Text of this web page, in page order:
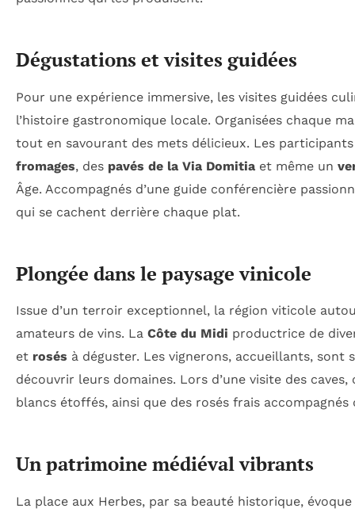
Dégustations et visites guidées
Pour une expérience immersive, les visites guidées
l’histoire gastronomique locale. Organisées chaque
tout en savourant des mets délicieux. Les
fromages, des pavés de la Via Domitia et même un
Âge. Accompagnés d’une guide conférencière
qui se cachent derrière chaque plat.
Plongée dans le paysage vinicole
Issue d’un terroir exceptionnel, la région viticole
amateurs de vins. La Côte du Midi productrice de
et rosés à déguster. Les vignerons, accueillants,
découvrir leurs domaines. Lors d’une visite des
blancs étoffés, ainsi que des rosés frais accompagnés
Un patrimoine médiéval vibrants
La place aux Herbes, par sa beauté historique,